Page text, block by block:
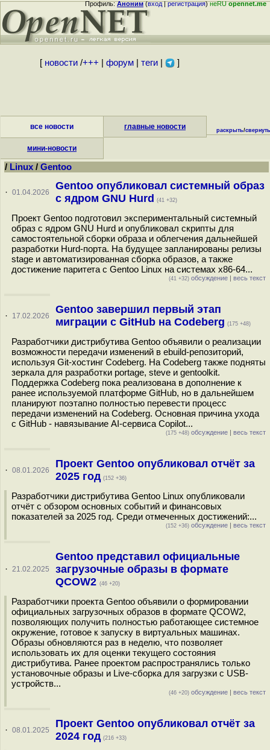
Профиль:Аноним(вход|регистрация)неRUopennet.me
[ новости/+++ форум| теги| ]
все новости главные новости
мини-новости
раскрыть/свернуть
/ Linux / Gentoo
· 01.04.2026
Gentoo опубликовал системный образ
с ядром GNU Hurd
(41 +32)
Проект Gentoo подготовил экспериментальный системный
образ с ядром GNU Hurd и опубликовал скрипты для
самостоятельной сборки образа и облегчения дальнейшей
разработки Hurd-порта. На будущее запланированы релизы
stage и автоматизированная сборка образов, а также
достижение паритета с Gentoo Linux на системах x86-64...
(41 +32) обсуждение | весь текст
· 17.02.2026
Gentoo завершил первый этап
миграции с GitHub на Codeberg (175 +48)
Разработчики дистрибутива Gentoo объявили о реализации
возможности передачи изменений в ebuild-репозиторий,
используя Git-хостинг Codeberg. На Codeberg также подняты
зеркала для разработки portage, steve и gentoolkit.
Поддержка Codeberg пока реализована в дополнение к
ранее используемой платформе GitHub, но в дальнейшем
планируют поэтапно полностью перевести процесс
передачи изменений на Codeberg. Основная причина ухода
с GitHub - навязывание AI-сервиса Copilot...
(175 +48) обсуждение | весь текст
· 08.01.2026
Проект Gentoo опубликовал отчёт за
2025 год (152 +36)
Разработчики дистрибутива Gentoo Linux опубликовали
отчёт с обзором основных событий и финансовых
показателей за 2025 год. Среди отмеченных достижений:...
(152 +36) обсуждение | весь текст
· 21.02.2025
Gentoo представил официальные
загрузочные образы в формате
QCOW2 (46 +20)
Разработчики проекта Gentoo объявили о формировании
официальных загрузочных образов в формате QCOW2,
позволяющих получить полностью работающее системное
окружение, готовое к запуску в виртуальных машинах.
Образы обновляются раз в неделю, что позволяет
использовать их для оценки текущего состояния
дистрибутива. Ранее проектом распространялись только
установочные образы и Live-сборка для загрузки с USB-
устройств...
(46 +20) обсуждение | весь текст
· 08.01.2025
Проект Gentoo опубликовал отчёт за
2024 год (216 +33)